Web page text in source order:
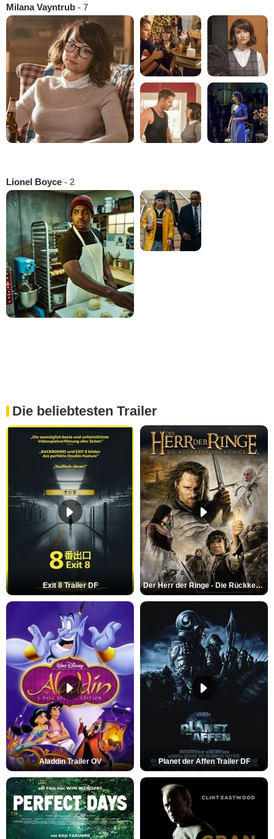
Milana Vayntrub - 7
Lionel Boyce - 2
Die beliebtesten Trailer
Exit 8 Trailer DF Der Herr der Ringe - Die Rückkehr des Königs Trailer OV
Aladdin Trailer OV Planet der Affen Trailer DF